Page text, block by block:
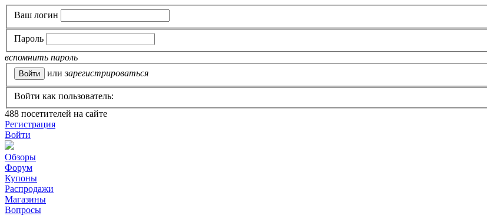
Ваш логин
Пароль
вспомнить пароль
или зарегистрироваться
Войти как пользователь:
488 посетителей на сайте
Регистрация
Войти
Обзоры
Форум
Купоны
Распродажи
Магазины
Вопросы